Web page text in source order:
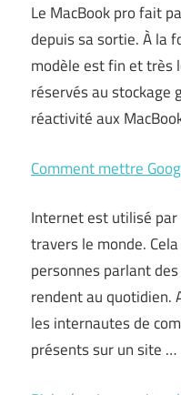
Le MacBook pro fait
depuis sa sortie. À la
modèle est fin et très
réservés au stockage
réactivité aux
Comment mettre
Internet est utilisé
travers le monde.
personnes parlant
rendent au quotidien.
les internautes de
présents sur un site …